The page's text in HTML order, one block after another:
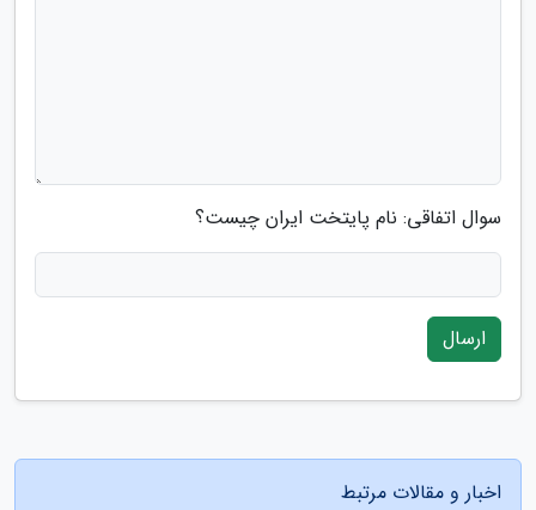
سوال اتفاقی: نام پایتخت ایران چیست؟
ارسال
اخبار و مقالات مرتبط